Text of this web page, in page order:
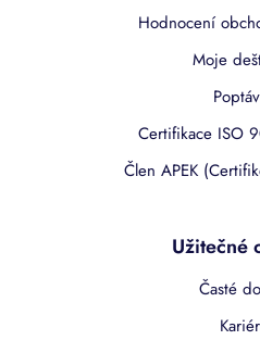
Hodnocení
Moje
Certifikace ISO
Člen APEK
Užitečné
Časté